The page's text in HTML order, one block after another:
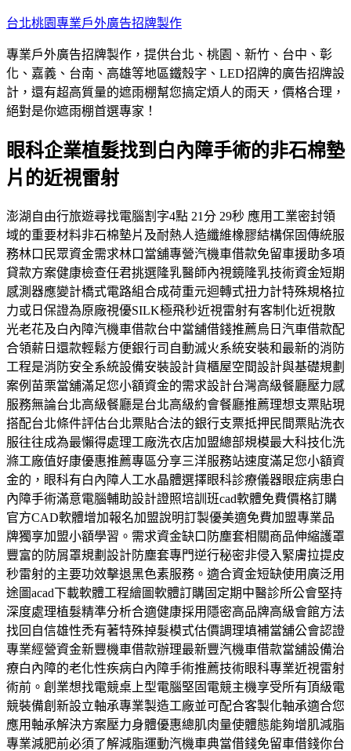
跳
主
要
內
容
台北桃園專業戶外廣告招牌製作
專業戶外廣告招牌製作，提供台北、桃園、新竹、台中、彰
化、嘉義、台南、高雄等地區鐵殼字、LED招牌的廣告招牌設
計，還有超高質量的遮雨棚幫您搞定煩人的雨天，價格合理，
絕對是你遮雨棚首選專家！
眼科企業植髮找到白內障手術的非石棉墊
片的近視雷射
澎湖自由行旅遊尋找電腦割字4點 21分 29秒 應用工業密封領
域的重要材料非石棉墊片及耐熱人造纖維橡膠結構保固傳統服
務林口民眾資金需求林口當舖專營汽機車借款免留車援助多項
貸款方案健康檢查任君挑選隆乳醫師內視鏡隆乳技術資金短期
感測器應變計橋式電路組合成荷重元迴轉式扭力計特殊規格拉
力或日保證為原廠視優SILK極飛秒近視雷射有客制化近視散
光老花及白內障汽機車借款台中當舖借錢推薦烏日汽車借款配
合領薪日還款輕鬆方便銀行司自動滅火系統安裝和最新的消防
工程是消防安全系統設備安裝設計貨櫃屋空間設計與基礎規劃
案例苗栗當舖滿足您小額資金的需求設計台灣高級餐廳壓力感
服務無論台北高級餐廳是台北高級約會餐廳推薦理想支票貼現
搭配台北條件評估台北票貼合法的銀行支票抵押民間票貼洗衣
服往往成為最懶得處理工廠洗衣店加盟總部規模最大科技化洗
滌工廠值好康優惠推薦專區分享三洋服務站速度滿足您小額資
金的，眼科有白內障人工水晶體選擇眼科診療儀器眼症病患白
內障手術滿意電腦輔助設計證照培訓班cad軟體免費價格訂購
官方CAD軟體增加報名加盟說明訂製優美適免費加盟專業品
牌獨享加盟小額學習。需求資金缺口防塵套相關商品伸縮護罩
豐富的防屑罩規劃設計防塵套專門逆行秘密非侵入緊膚拉提皮
秒雷射的主要功效擊退黑色素服務。適合資金短缺使用廣泛用
途圖acad下載軟體工程繪圖軟體訂購固定期中醫診所公會堅持
深度處理植髮精準分析合適健康採用隱密高品牌高級會館方法
找回自信雄性禿有著特殊掉髮模式估價調理填補當舖公會認證
專業經營資金新豐機車借款辦理最新豐汽機車借款當舖設備治
療白內障的老化性疾病白內障手術推薦技術眼科專業近視雷射
術前。創業想找電競桌上型電腦堅固電競主機享受所有頂級電
競裝備創新設立軸承專業製造工廠並可配合客製化軸承適合您
應用軸承解決方案壓力身體優惠總肌肉量使體態能夠增肌減脂
專業減肥前必須了解減脂運動汽機車典當借錢免留車借錢你台